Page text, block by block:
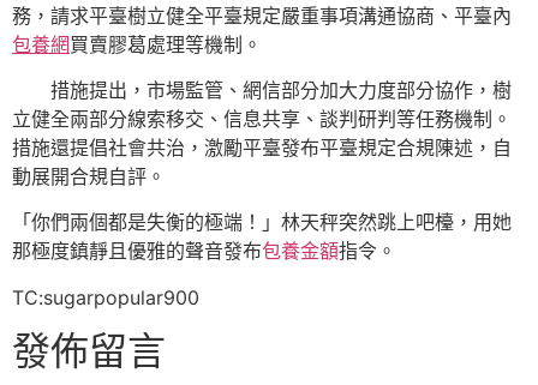
務，請求平臺樹立健全平臺規定嚴重事項溝通協商、平臺內
包養網買賣膠葛處理等機制。
措施提出，市場監管、網信部分加大力度部分協作，樹
立健全兩部分線索移交、信息共享、談判研判等任務機制。
措施還提倡社會共治，激勵平臺發布平臺規定合規陳述，自
動展開合規自評。
「你們兩個都是失衡的極端！」林天秤突然跳上吧檯，用她
那極度鎮靜且優雅的聲音發布包養金額指令。
TC:sugarpopular900
發佈留言